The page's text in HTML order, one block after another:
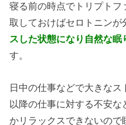
寝る前の時点でトリプト
取しておけばセロトニンが
スした状態になり自然な眠
す。
日中の仕事などで大きな
以降の仕事に対する不安
かリラックスできないの